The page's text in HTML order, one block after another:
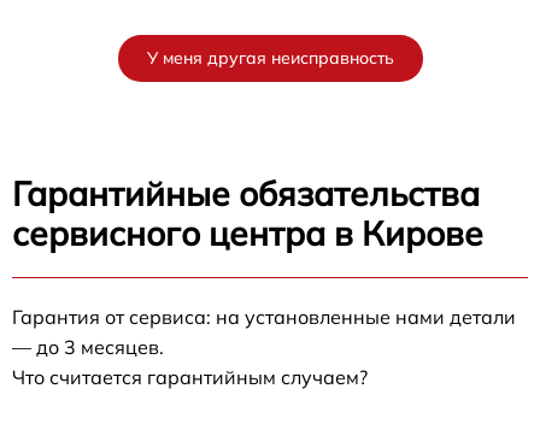
У меня другая неисправность
Гарантийные обязательства
сервисного центра в Кирове
Гарантия от сервиса: на установленные нами детали
— до 3 месяцев.
Что считается гарантийным случаем?